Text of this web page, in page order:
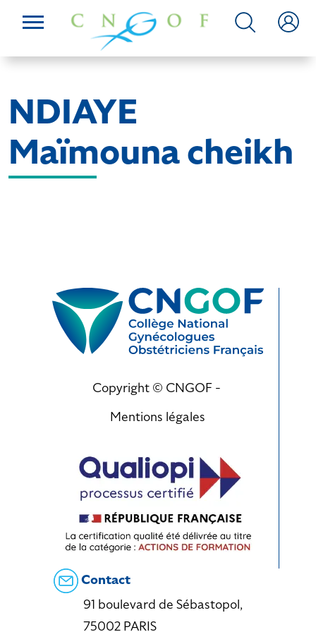
NDIAYE
Maïmouna cheikh
Copyright © CNGOF -
Mentions légales
Contact
91 boulevard de Sébastopol,
75002 PARIS